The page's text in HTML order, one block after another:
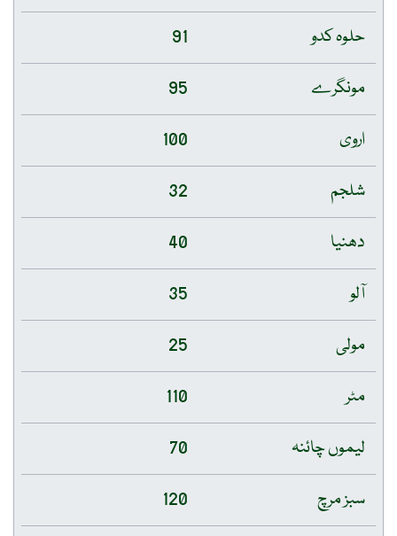
حلوہ کدو
91
مونگرے
95
اروی
100
شلجم
32
دھنیا
40
آلو
35
مولی
25
مٹر
110
لیموں چائنہ
70
سبز مرچ
120